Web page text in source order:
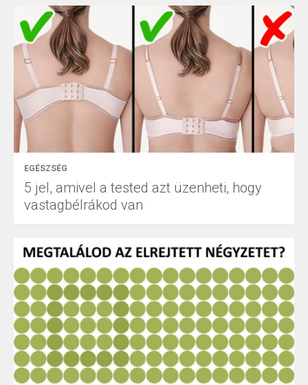
EGÉSZSÉG
5 jel, amivel a tested azt üzenheti, hogy
vastagbélrákod van